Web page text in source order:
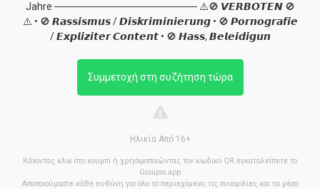
Jahre ──────────────────── ⚠️🚫 𝙑𝙀𝙍𝘽𝙊𝙏𝙀𝙉 🚫
⚠️ • 🚫 𝙍𝙖𝙨𝙨𝙞𝙨𝙢𝙪𝙨 / 𝘿𝙞𝙨𝙠𝙧𝙞𝙢𝙞𝙣𝙞𝙚𝙧𝙪𝙣𝙜 • 🚫 𝙋𝙤𝙧𝙣𝙤𝙜𝙧𝙖𝙛𝙞𝙚
/ 𝙀𝙭𝙥𝙡𝙞𝙯𝙞𝙩𝙚𝙧 𝘾𝙤𝙣𝙩𝙚𝙣𝙩 • 🚫 𝙃𝙖𝙨𝙨, 𝘽𝙚𝙡𝙚𝙞𝙙𝙞𝙜𝙪𝙣
Συμμετοχή στη συζήτηση τώρα
Ηλικία Από 16+
Κάνοντας κλικ στο κουμπί ή χρησιμοποιώντας τον κωδικό QR εγκαταλείπετε το
Groupio.app
Αποποιούμαστε κάθε ευθύνη για όλο το περιεχόμενο, τις συνομιλίες και τα μέσα